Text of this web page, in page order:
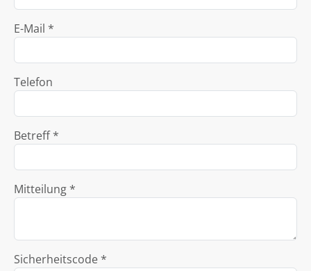
E-Mail *
Telefon
Betreff *
Mitteilung *
Sicherheitscode *